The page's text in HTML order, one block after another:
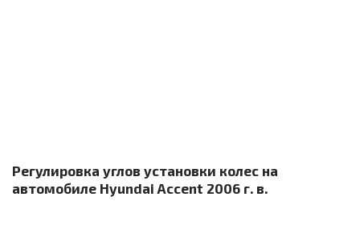
Регулировка углов установки колес на
автомобиле Hyundai Accent 2006 г. в.